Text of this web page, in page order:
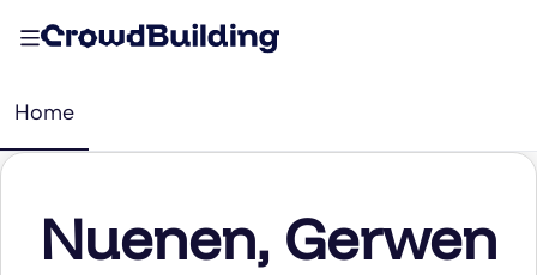
Home
Nuenen, Gerwen